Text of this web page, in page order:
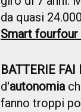
da quasi
Smart
BATTERIE FAI
d'autonomia
fanno troppi